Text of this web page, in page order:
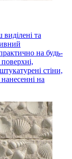
та
на будь-
стіни,
на